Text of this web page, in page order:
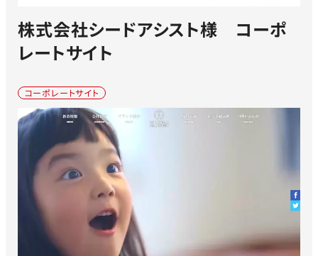
株式会社シードアシスト様 コーポ
レートサイト
コーポレートサイト